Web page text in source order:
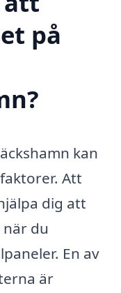
på
kan
Att
dig att
du
En av
är